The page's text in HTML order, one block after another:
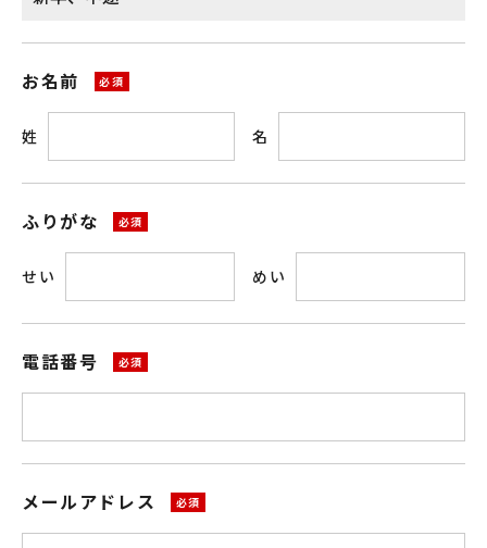
お名前
姓 名
ふりがな
せい めい
電話番号
メールアドレス